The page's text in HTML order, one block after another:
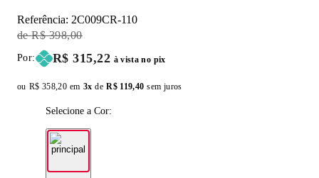
Referência: 2C009CR-110
Original Price:
R$ 398,00
Por: Price:
R$ 315,22 à vista no pix
ou Original price:
R$ 358,20 em 3x de Installment price:
R$ 119,40 sem juros
Selecione a Cor: